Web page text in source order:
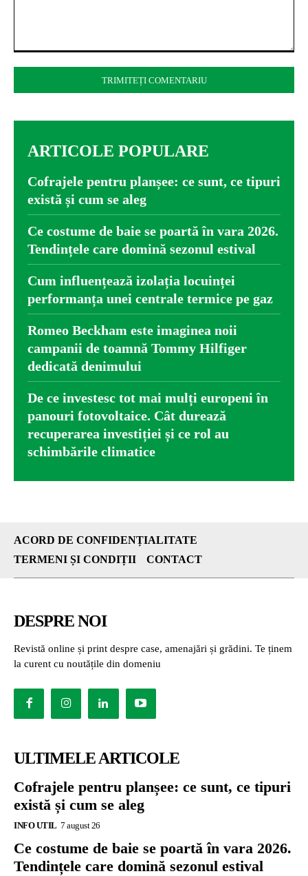
ARTICOLE POPULARE
Cofrajele pentru planșee: ce sunt, ce tipuri
există și cum se aleg
Ce costume de baie se poartă în vara 2026.
Tendințele care domină sezonul estival
Cum influențează izolația locuinței
performanța unei centrale termice pe gaz
Romeo Beckham este imaginea noii
campanii de toamnă Tommy Hilfiger
dedicată denimului
De ce investesc tot mai mulți europeni în
panouri fotovoltaice. Cât durează
recuperarea investiției și ce rol au
schimbările climatice
ACORD DE CONFIDENȚIALITATE
TERMENI ȘI CONDIȚII
CONTACT
DESPRE NOI
Revistă online și print despre case, amenajări și grădini. Te ținem
la curent cu noutățile din domeniu
ULTIMELE ARTICOLE
Cofrajele pentru planșee: ce sunt, ce tipuri
există și cum se aleg
INFO UTIL 7 august 26
Ce costume de baie se poartă în vara 2026.
Tendințele care domină sezonul estival